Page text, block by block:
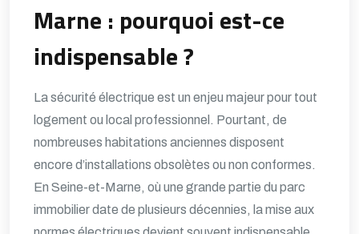
Marne : pourquoi est-ce
indispensable ?
La sécurité électrique est un enjeu majeur pour tout
logement ou local professionnel. Pourtant, de
nombreuses habitations anciennes disposent
encore d’installations obsolètes ou non conformes.
En Seine-et-Marne, où une grande partie du parc
immobilier date de plusieurs décennies, la mise aux